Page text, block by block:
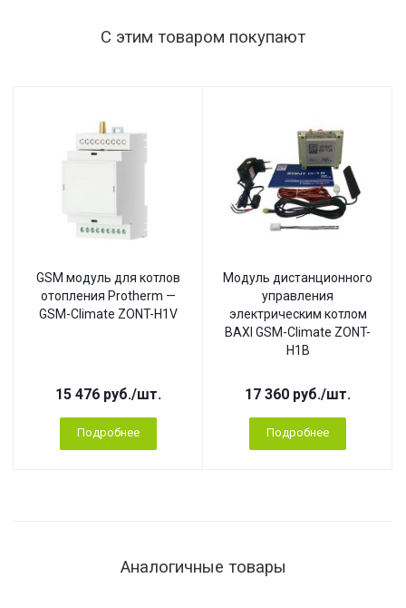
С этим товаром покупают
GSM модуль для котлов
отопления Protherm —
GSM-Climate ZONT-H1V
15 476 руб./шт.
Подробнее
Модуль дистанционного
управления
электрическим котлом
BAXI GSM-Climate ZONT-
H1B
17 360 руб./шт.
Подробнее
Аналогичные товары